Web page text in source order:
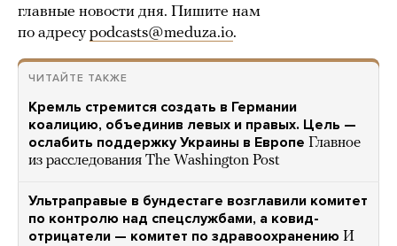
главные новости дня. Пишите нам
по адресуpodcasts@meduza.io.
ЧИТАЙТЕ ТАКЖЕ
Кремль стремится создать в Германии
коалицию, объединив левых и правых. Цель —
ослабить поддержку Украины в Европе Главное
из расследования The Washington Post
Ультраправые в бундестаге возглавили комитет
по контролю над спецслужбами, а ковид-
отрицатели — комитет по здравоохранению И